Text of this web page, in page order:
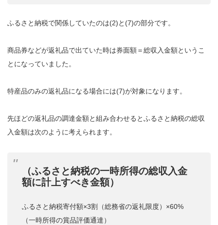
ふるさと納税で関係していたのは(2)と(7)の部分です。
商品券などが返礼品で出ていた時は券面額＝総収入金額というこ
とになっていました。
特産品のみの返礼品になる場合には(7)が対象になります。
先ほどの返礼品の調達金額と組み合わせるとふるさと納税の総収
入金額は次のように考えられます。
（ふるさと納税の一時所得の総収入金
額に計上すべき金額）
ふるさと納税寄付額×3割（総務省の返礼限度）×60%
（一時所得の賞品評価通達）